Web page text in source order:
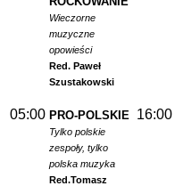
Wieczorne
muzyczne
opowieści
Red. Paweł
Szustakowski
05:00 PRO-POLSKIE
Tylko polskie
zespoły, tylko
polska muzyka
Red.Tomasz
16:00